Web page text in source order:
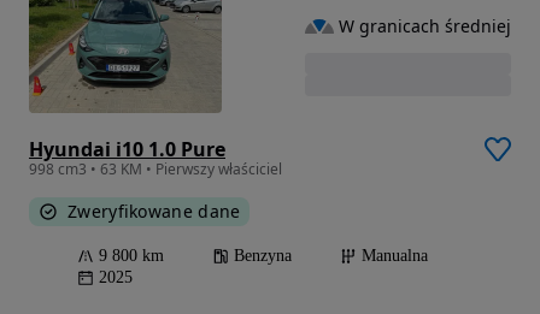
Hyundai i10 1.0 Pure
998 cm3 • 63 KM • Pierwszy właściciel
Zweryfikowane dane
9 800 km Benzyna
Manualna
2025
W granicach średniej